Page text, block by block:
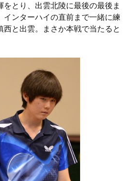
とり、出雲北陵に最後の最後ま
インターハイの直前まで一緒に練
西と出雲。まさか本戦で当たると